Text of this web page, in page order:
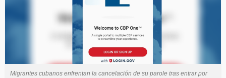
Migrantes cubanos enfrentan la cancelación de su parole tras entrar por